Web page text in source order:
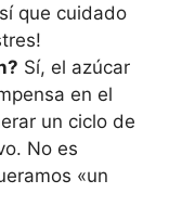
que cuidado
Sí, el azúcar
en el
un ciclo de
No es
«un